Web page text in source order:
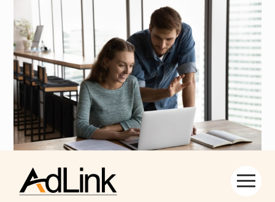
Aller
au
Partager :